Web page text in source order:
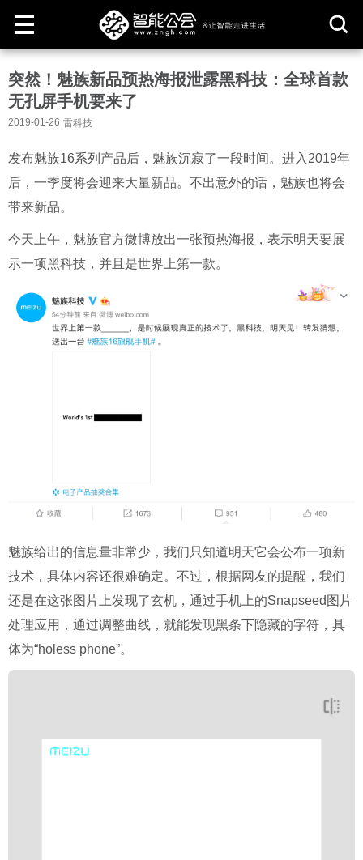
取
突然！魅族新品预热海报泄露黑科技：全球首款
无孔屏手机要来了
2019-01-26 雷科技
发布魅族16系列产品后，魅族沉寂了一段时间。进入2019年
后，一季度将会迎来大量新品。不出意外的话，魅族也将会
带来新品。
今天上午，魅族官方微博放出一张预热海报，表示明天要展
示一项黑科技，并且是世界上第一款。
魅族给出的信息量非常少，我们只知道明天它会公布一项新
技术，具体内容还很难确定。不过，根据网友的提醒，我们
还是在这张图片上发现了玄机，通过手机上的Snapseed图片
处理应用，通过调整曲线，就能发现黑条下隐藏的字符，具
体为“holess phone”。